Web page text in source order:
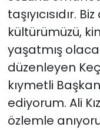
taşıyıcısıdır.
kültürümüzü,
yaşatmış
düzenleyen
kıymetli
ediyorum. Ali
özlemle